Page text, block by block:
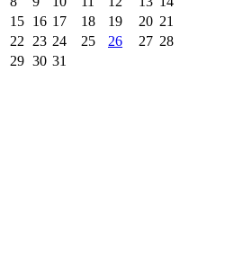
15 16 17 18 19 20 21
22
23 24 25 26 27 28
29 30 31